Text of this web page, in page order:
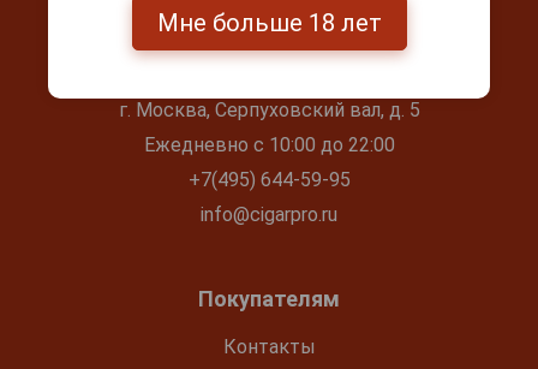
Контакты
г. Москва, Серпуховский вал, д. 5
Ежедневно с 10:00 до 22:00
+7(495) 644-59-95
info@cigarpro.ru
Покупателям
Контакты
Мне больше 18 лет